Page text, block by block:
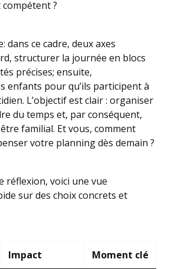
?
dans ce cadre, deux axes
structurer la journée en blocs
précises; ensuite,
enfants pour qu’ils participent à
L’objectif est clair : organiser
du temps et, par conséquent,
familial. Et vous, comment
votre planning dès demain ?
réflexion, voici une vue
sur des choix concrets et
Impact Moment clé